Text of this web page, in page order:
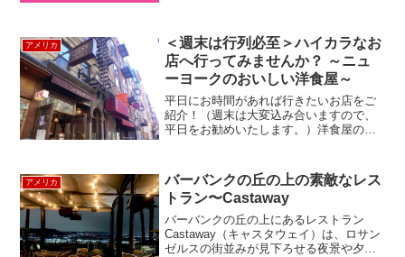
アメリカ
＜週末は行列必至＞ハイカラなお
店へ行ってみませんか？ ～ニュ
ーヨークのおいしい洋食屋～
平日にお時間があれば行きたいお店をご
紹介！（週末は大変込み合いますので、
平日をお勧めいたします。）洋食屋のオ
スが作れない！そんな方に向けたかわい
らしいお店をご紹介：）レ...
アメリカ
バーバンクの丘の上の素敵なレス
トラン〜Castaway
バーバンクの丘の上にあるレストラン
Castaway（キャスタウェイ）は、ロサン
ゼルスの街並みが見下ろせる夜景や夕焼